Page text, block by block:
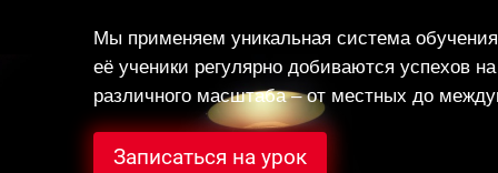
Мы применяем уникальная система
её ученики регулярно добиваются успехов
различного масштаба – от местных до
Записаться на урок